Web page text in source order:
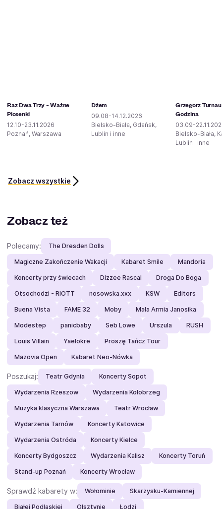
Raz Dwa Trzy - Ważne
Piosenki
12.10-23.11.2026
Poznań, Warszawa
Dżem
09.08-14.12.2026
Bielsko-Biała, Gdańsk,
Lublin i inne
Grzegorz
Godzina
03.09-
Bielsko-Biała,
Lublin i inne
Zobacz wszystkie
Zobacz też
Polecamy: The Dresden Dolls
Magiczne Zakończenie Wakacji Kabaret Smile Mandoria
Koncerty przy świecach Dizzee Rascal Droga Do Boga
Otsochodzi - RIOTT nosowska.xxx KSW Editors
Buena Vista FAME 32 Moby Mała Armia Janosika
Modestep panicbaby Seb Lowe Urszula RUSH
Louis Villain Yaelokre Proszę Tańcz Tour
Mazovia Open Kabaret Neo-Nówka
Poszukaj: Teatr Gdynia Koncerty Sopot
Wydarzenia Rzeszow Wydarzenia Kołobrzeg
Muzyka klasyczna Warszawa Teatr Wrocław
Wydarzenia Tarnów Koncerty Katowice
Wydarzenia Ostróda Koncerty Kielce
Koncerty Bydgoszcz Wydarzenia Kalisz Koncerty Toruń
Stand-up Poznań Koncerty Wrocław
Sprawdź kabarety w: Wołominie Skarżysku-Kamiennej
Białej Podlaskiej Olsztynie Łodzi